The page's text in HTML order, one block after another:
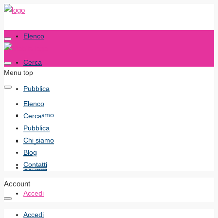
Elenco
Cerca
Pubblica
Chi siamo
Blog
Contatti
Accedi
Menu top
Elenco
Cerca
Pubblica
Chi siamo
Blog
Contatti
Account
Accedi